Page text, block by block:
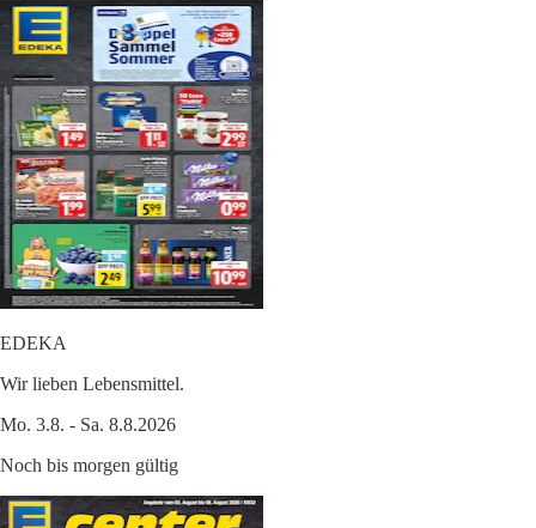
EDEKA
Wir lieben Lebensmittel.
Mo. 3.8. - Sa. 8.8.2026
Noch bis morgen gültig